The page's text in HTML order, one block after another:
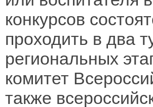
конкурсов
проходить в два
региональных
комитет
также